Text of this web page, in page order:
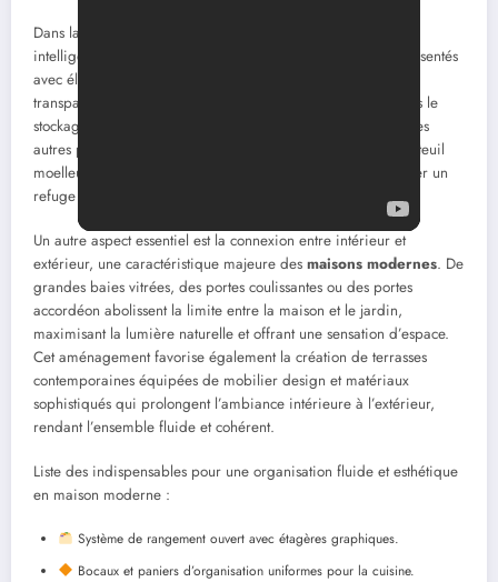
Dans la cuisine, cette logique s’exprime par des rangements
intelligents où les outils sont à portée de main mais aussi présentés
avec élégance. L’utilisation de paniers en osier, de bocaux
transparents uniformes et d’espaces ouverts optimise à la fois le
stockage et l’esthétique. Ce souci d’ordre se prolonge dans les
autres pièces : un coin lecture cosy est aménagé avec un fauteuil
moelleux, des coussins et une guirlande lumineuse pour créer un
refuge intime et relaxant.
Un autre aspect essentiel est la connexion entre intérieur et
extérieur, une caractéristique majeure des maisons modernes. De
grandes baies vitrées, des portes coulissantes ou des portes
accordéon abolissent la limite entre la maison et le jardin,
maximisant la lumière naturelle et offrant une sensation d’espace.
Cet aménagement favorise également la création de terrasses
contemporaines équipées de mobilier design et matériaux
sophistiqués qui prolongent l’ambiance intérieure à l’extérieur,
rendant l’ensemble fluide et cohérent.
Liste des indispensables pour une organisation fluide et esthétique
en maison moderne :
Système de rangement ouvert avec étagères graphiques.
Bocaux et paniers d’organisation uniformes pour la cuisine.